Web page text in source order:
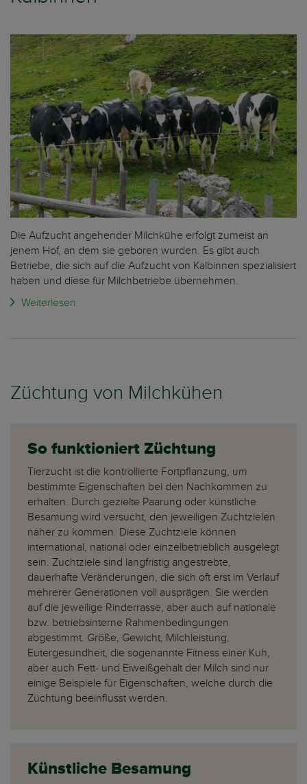
Die Aufzucht angehender Milchkühe erfolgt zumeist an
jenem Hof, an dem sie geboren wurden. Es gibt auch
Betriebe, die sich auf die Aufzucht von Kalbinnen spezialisiert
haben und diese für Milchbetriebe übernehmen.
Weiterlesen
Züchtung von Milchkühen
So funktioniert Züchtung
Tierzucht ist die kontrollierte Fortpflanzung, um
bestimmte Eigenschaften bei den Nachkommen zu
erhalten. Durch gezielte Paarung oder künstliche
Besamung wird versucht, den jeweiligen Zuchtzielen
näher zu kommen. Diese Zuchtziele können
international, national oder einzelbetrieblich ausgelegt
sein. Zuchtziele sind langfristig angestrebte,
dauerhafte Veränderungen, die sich oft erst im Verlauf
mehrerer Generationen voll ausprägen. Sie werden
auf die jeweilige Rinderrasse, aber auch auf nationale
bzw. betriebsinterne Rahmenbedingungen
abgestimmt. Größe, Gewicht, Milchleistung,
Eutergesundheit, die sogenannte Fitness einer Kuh,
aber auch Fett- und Eiweißgehalt der Milch sind nur
einige Beispiele für Eigenschaften, welche durch die
Züchtung beeinflusst werden.
Künstliche Besamung